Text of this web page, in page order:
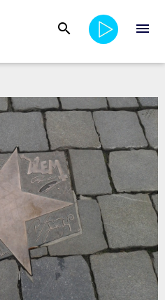
search menu